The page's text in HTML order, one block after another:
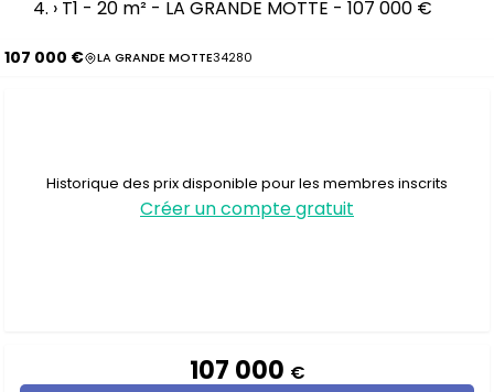
› T1 - 20 m² - LA GRANDE MOTTE - 107 000 €
107 000 € LA GRANDE MOTTE34280
Historique des prix disponible pour les membres inscrits
Créer un compte gratuit
107 000 €